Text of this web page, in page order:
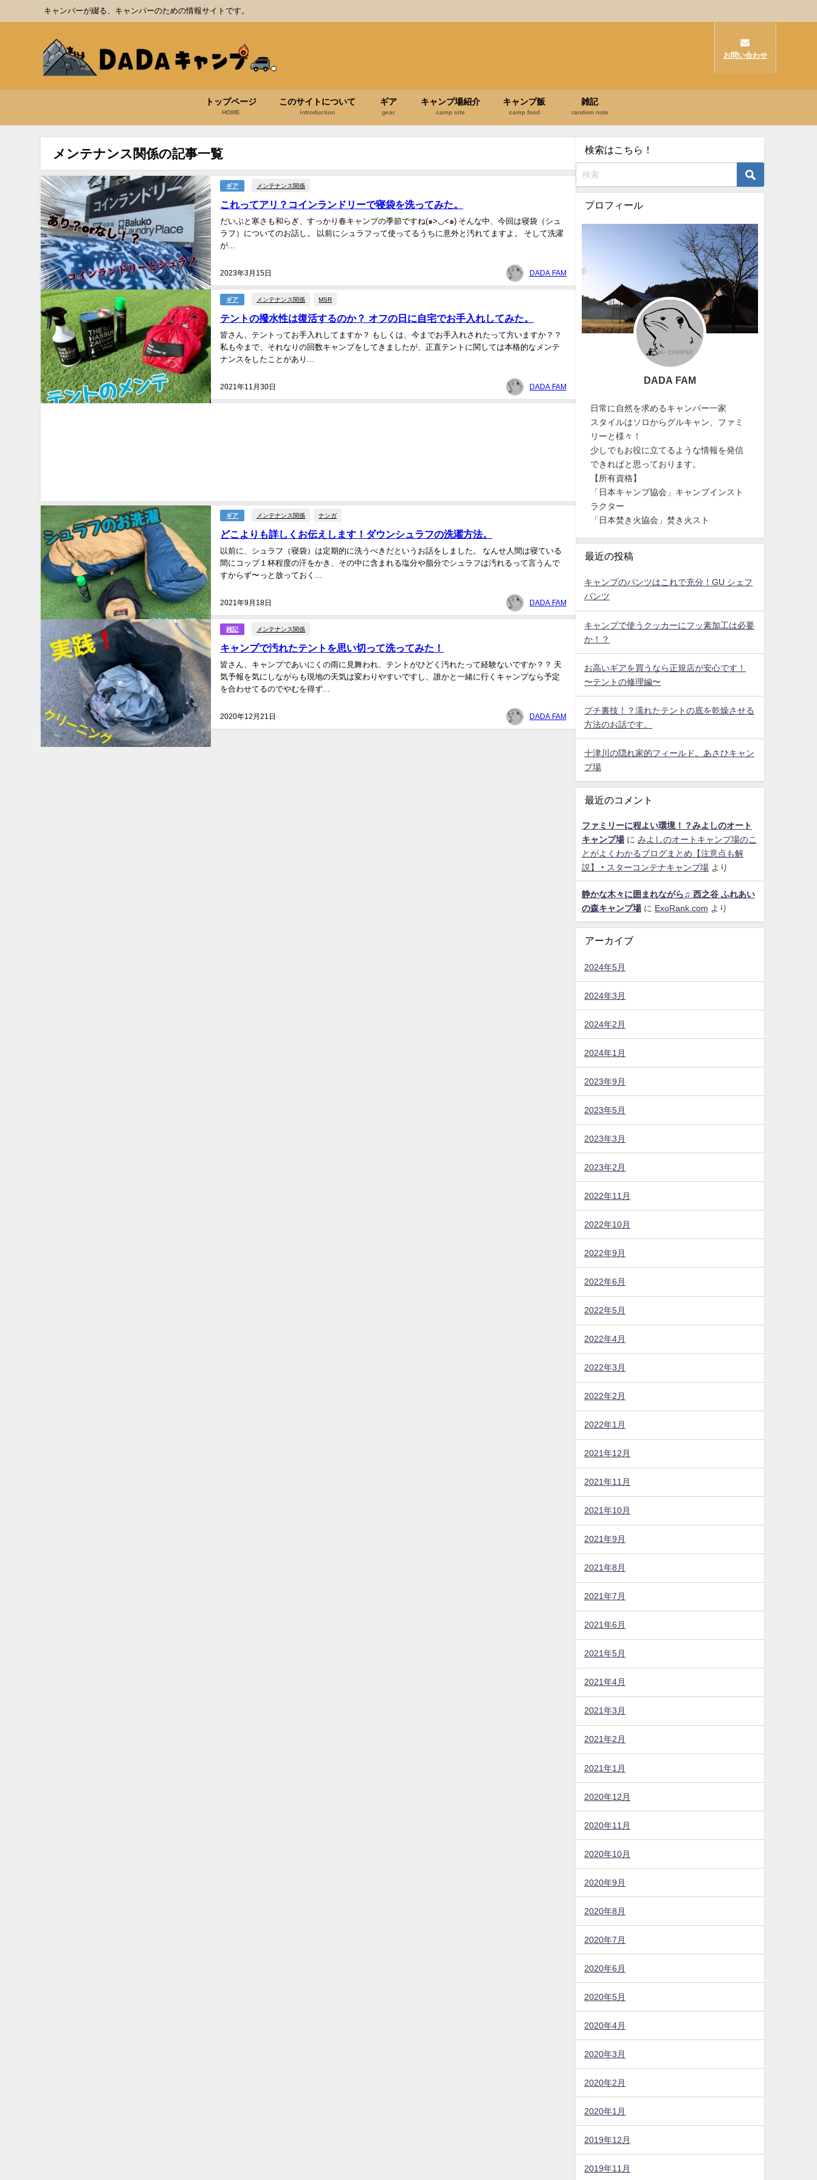
キャンパーが綴る、キャンパーのための情報サイトです。
お問い合わせ
トップページ
HOME
このサイトについて
introduction
ギア
gear
キャンプ場紹介
camp site
キャンプ飯
camp food
雑記
random note
メンテナンス関係の記事一覧
ギア メンテナンス関係
これってアリ？コインランドリーで寝袋を洗ってみた。
2023年3月15日
だいぶと寒さも和らぎ、すっかり春キャンプの季節ですね(๑>◡<๑) そんな中、今回は寝袋（シュ
ラフ）についてのお話し。 以前にシュラフって使ってるうちに意外と汚れてますよ。 そして洗濯
が...
DADA FAM
ギア メンテナンス関係 MSR
テントの撥水性は復活するのか？ オフの日に自宅でお手入れしてみた。
2021年11月30日
皆さん、テントってお手入れしてますか？ もしくは、今までお手入れされたって方いますか？？
私も今まで、それなりの回数キャンプをしてきましたが、正直テントに関しては本格的なメンテ
ナンスをしたことがあり...
DADA FAM
ギア メンテナンス関係 ナンガ
どこよりも詳しくお伝えします！ダウンシュラフの洗濯方法。
2021年9月18日
以前に、シュラフ（寝袋）は定期的に洗うべきだというお話をしました。 なんせ人間は寝ている
間にコップ１杯程度の汗をかき、その中に含まれる塩分や脂分でシュラフは汚れるって言うんで
すからず〜っと放っておく...
DADA FAM
雑記 メンテナンス関係
キャンプで汚れたテントを思い切って洗ってみた！
2020年12月21日
皆さん、キャンプであいにくの雨に見舞われ、テントがひどく汚れたって経験ないですか？？ 天
気予報を気にしながらも現地の天気は変わりやすいですし、誰かと一緒に行くキャンプなら予定
を合わせてるのでやむを得ず...
DADA FAM
検索はこちら！
プロフィール
DADA FAM
日常に自然を求めるキャンパー一家
スタイルはソロからグルキャン、ファミ
リーと様々！
少しでもお役に立てるような情報を発信
できればと思っております。
【所有資格】
「日本キャンプ協会」キャンプインスト
ラクター
「日本焚き火協会」焚き火スト
最近の投稿
キャンプのパンツはこれで充分！GU シェフ
パンツ
キャンプで使うクッカーにフッ素加工は必要
か！？
お高いギアを買うなら正規店が安心です！
〜テントの修理編〜
プチ裏技！？濡れたテントの底を乾燥させる
方法のお話です。
十津川の隠れ家的フィールド。あさひキャン
プ場
最近のコメント
ファミリーに程よい環境！？みよしのオート
キャンプ場に みよしのオートキャンプ場のこ
とがよくわかるブログまとめ【注意点も解
説】 ‣ スターコンテナキャンプ場より
静かな木々に囲まれながら♫ 西之谷 ふれあい
の森キャンプ場に ExoRank.com より
アーカイブ
2024年5月
2024年3月
2024年2月
2024年1月
2023年9月
2023年5月
2023年3月
2023年2月
2022年11月
2022年10月
2022年9月
2022年6月
2022年5月
2022年4月
2022年3月
2022年2月
2022年1月
2021年12月
2021年11月
2021年10月
2021年9月
2021年8月
2021年7月
2021年6月
2021年5月
2021年4月
2021年3月
2021年2月
2021年1月
2020年12月
2020年11月
2020年10月
2020年9月
2020年8月
2020年7月
2020年6月
2020年5月
2020年4月
2020年3月
2020年2月
2020年1月
2019年12月
2019年11月